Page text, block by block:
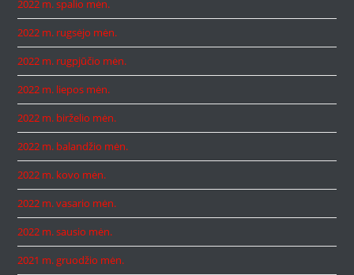
2022 m. spalio mėn.
2022 m. rugsėjo mėn.
2022 m. rugpjūčio mėn.
2022 m. liepos mėn.
2022 m. birželio mėn.
2022 m. balandžio mėn.
2022 m. kovo mėn.
2022 m. vasario mėn.
2022 m. sausio mėn.
2021 m. gruodžio mėn.